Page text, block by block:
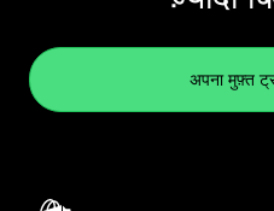
अपना मुफ़्त